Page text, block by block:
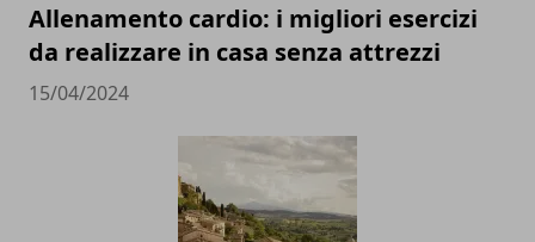
Allenamento cardio: i migliori esercizi
da realizzare in casa senza attrezzi
15/04/2024